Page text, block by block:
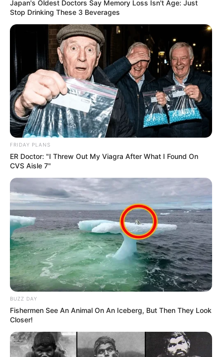
Japan's Oldest Doctors Say Memory Loss Isn't Age: Just
Stop Drinking These 3 Beverages
FRIDAY PLANS
ER Doctor: "I Threw Out My Viagra After What I Found On
CVS Aisle 7"
BUZZ DAY
Fishermen See An Animal On An Iceberg, But Then They Look
Closer!